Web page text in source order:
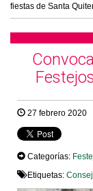
fiestas de Santa
27 febrero 2020
Categorías:
Etiquetas: